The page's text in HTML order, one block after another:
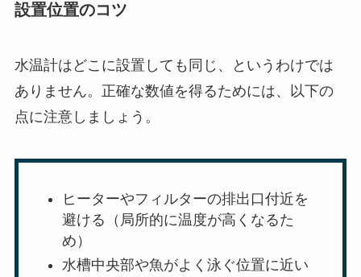
設置位置のコツ
水温計はどこに設置しても同じ、というわけでは
ありません。正確な数値を得るためには、以下の
点に注意しましょう。
ヒーターやフィルターの排出口付近を
避ける（局所的に温度が高くなるた
め）
水槽中央部や魚がよく泳ぐ位置に近い